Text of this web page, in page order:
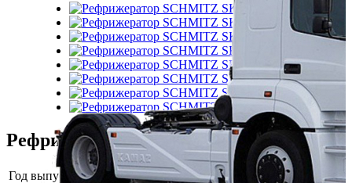
Рефрижератор SCHMITZ SKO24
Год выпуска
2002